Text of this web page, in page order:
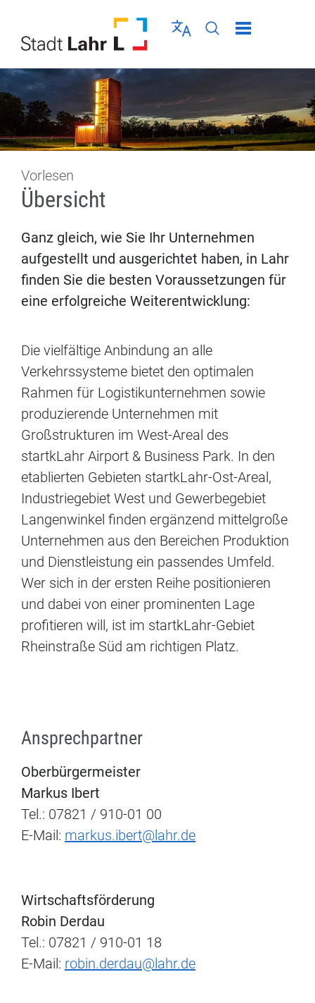
Sprache wählen
Seiten-Suche
Menü schließen
Vorlesen
Übersicht
Ganz gleich, wie Sie Ihr Unternehmen
aufgestellt und ausgerichtet haben, in Lahr
finden Sie die besten Voraussetzungen für
eine erfolgreiche Weiterentwicklung:
Die vielfältige Anbindung an alle
Verkehrssysteme bietet den optimalen
Rahmen für Logistikunternehmen sowie
produzierende Unternehmen mit
Großstrukturen im West-Areal des
startkLahr Airport & Business Park. In den
etablierten Gebieten startkLahr-Ost-Areal,
Industriegebiet West und Gewerbegebiet
Langenwinkel finden ergänzend mittelgroße
Unternehmen aus den Bereichen Produktion
und Dienstleistung ein passendes Umfeld.
Wer sich in der ersten Reihe positionieren
und dabei von einer prominenten Lage
profitieren will, ist im startkLahr-Gebiet
Rheinstraße Süd am richtigen Platz.
Ansprechpartner
Oberbürgermeister
Markus Ibert
Tel.: 07821 / 910-01 00
E-Mail: markus.ibert@lahr.de
Wirtschaftsförderung
Robin Derdau
Tel.: 07821 / 910-01 18
E-Mail: robin.derdau@lahr.de